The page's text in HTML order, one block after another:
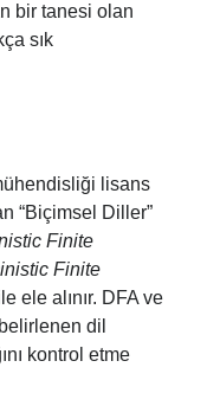
bir tanesi olan
sık
lisans
“Biçimsel Diller”
Finite
Finite
ele alınır. DFA ve
dil
kontrol etme